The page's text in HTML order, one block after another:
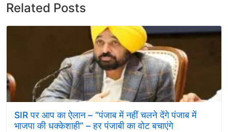
Related Posts
SIR पर आप का ऐलान – “पंजाब में नहीं चलने देंगे पंजाब में
भाजपा की धक्केशाही” – हर पंजाबी का वोट बचाएंगे